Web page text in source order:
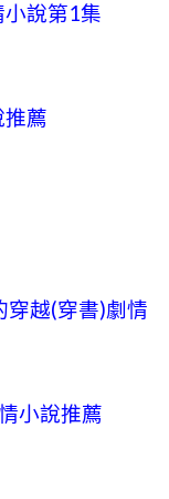
說第1集
推薦
穿越(穿書)劇情
小說推薦